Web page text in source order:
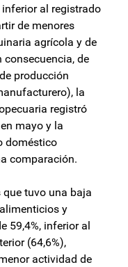
al registrado
de menores
agrícola y de
consecuencia, de
producción
la
registró
mayo y la
doméstico
comparación.
que tuvo una baja
y
59,4%, inferior al
(64,6%),
actividad de